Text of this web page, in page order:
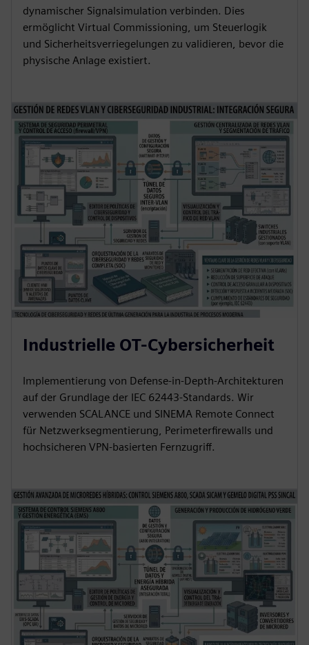
dynamischer Signalsimulation verbinden. Dies
ermöglicht Virtual Commissioning, um Steuerlogik
und Sicherheitsverriegelungen zu validieren, bevor die
physische Anlage existiert.
Industrielle OT-Cybersicherheit
Implementierung von Defense-in-Depth-Architekturen
auf der Grundlage der IEC 62443-Standards. Wir
verwenden SCALANCE und SINEMA Remote Connect
für Netzwerksegmentierung, Perimeterfirewalls und
hochsicheren VPN-basierten Fernzugriff.